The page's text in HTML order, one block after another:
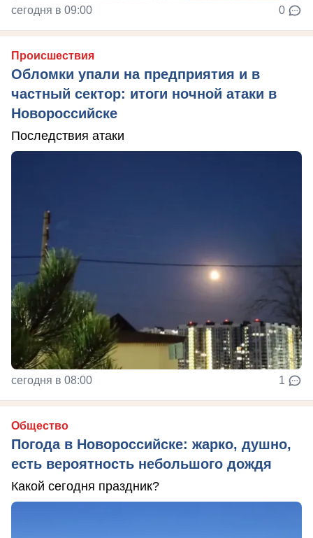
сегодня в 09:00 0
Происшествия
Обломки упали на предприятия и в
частный сектор: итоги ночной атаки в
Новороссийске
Последствия атаки
сегодня в 08:00 1
Общество
Погода в Новороссийске: жарко, душно,
есть вероятность небольшого дождя
Какой сегодня праздник?